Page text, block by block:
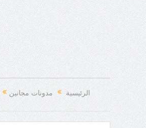
الرئيسية مدونات مجانين